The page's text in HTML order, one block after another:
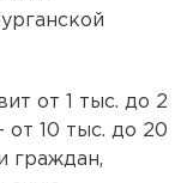
от 1 тыс. до 2
от 10 тыс. до 20
граждан,